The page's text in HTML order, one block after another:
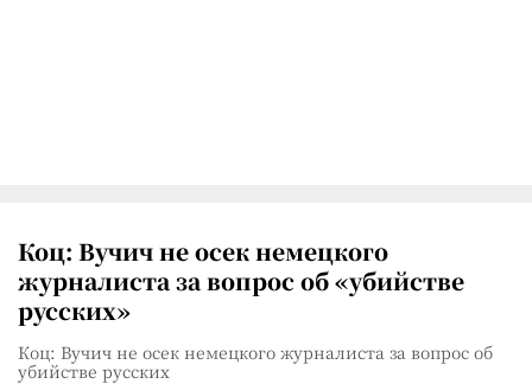
Коц: Вучич не осек немецкого
журналиста за вопрос об «убийстве
русских»
Коц: Вучич не осек немецкого журналиста за вопрос об
убийстве русских